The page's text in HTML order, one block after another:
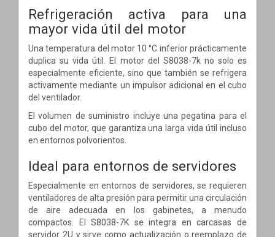
Refrigeración activa para una
mayor vida útil del motor
Una temperatura del motor 10 °C inferior prácticamente
duplica su vida útil. El motor del S8038-7k no solo es
especialmente eficiente, sino que también se refrigera
activamente mediante un impulsor adicional en el cubo
del ventilador.
El volumen de suministro incluye una pegatina para el
cubo del motor, que garantiza una larga vida útil incluso
en entornos polvorientos.
Ideal para entornos de servidores
Especialmente en entornos de servidores, se requieren
ventiladores de alta presión para permitir una circulación
de aire adecuada en los gabinetes, a menudo
compactos. El S8038-7K se integra en carcasas de
servidor 2U y sirve como actualización o reemplazo de